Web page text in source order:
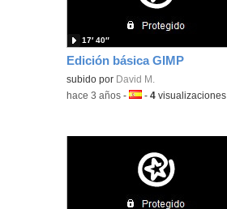
Edición básica GIMP
Contenido educativo.
subido por David M.
17′ 40″
-hace 3 años -Idioma:
-4 visualizaciones